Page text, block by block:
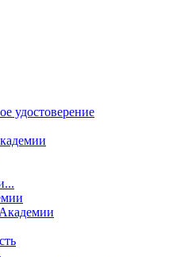
удостоверение